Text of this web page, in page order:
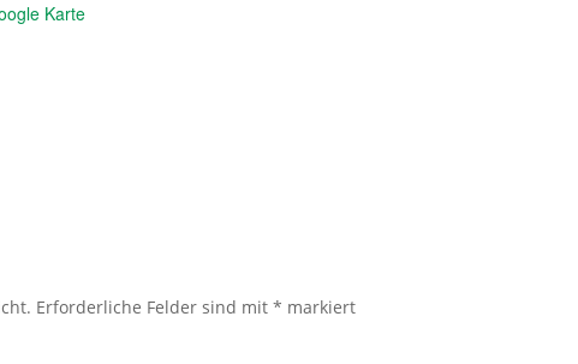
Karte
Erforderliche Felder sind mit * markiert